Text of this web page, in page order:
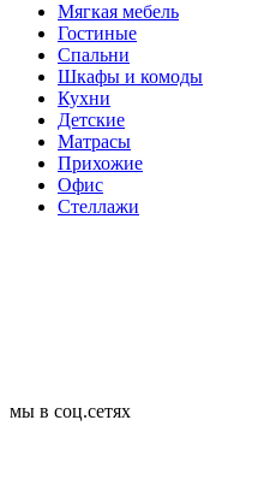
Мягкая мебель
Гостиные
Спальни
Шкафы и комоды
Кухни
Детские
Матрасы
Прихожие
Офис
Стеллажи
мы в соц.сетях